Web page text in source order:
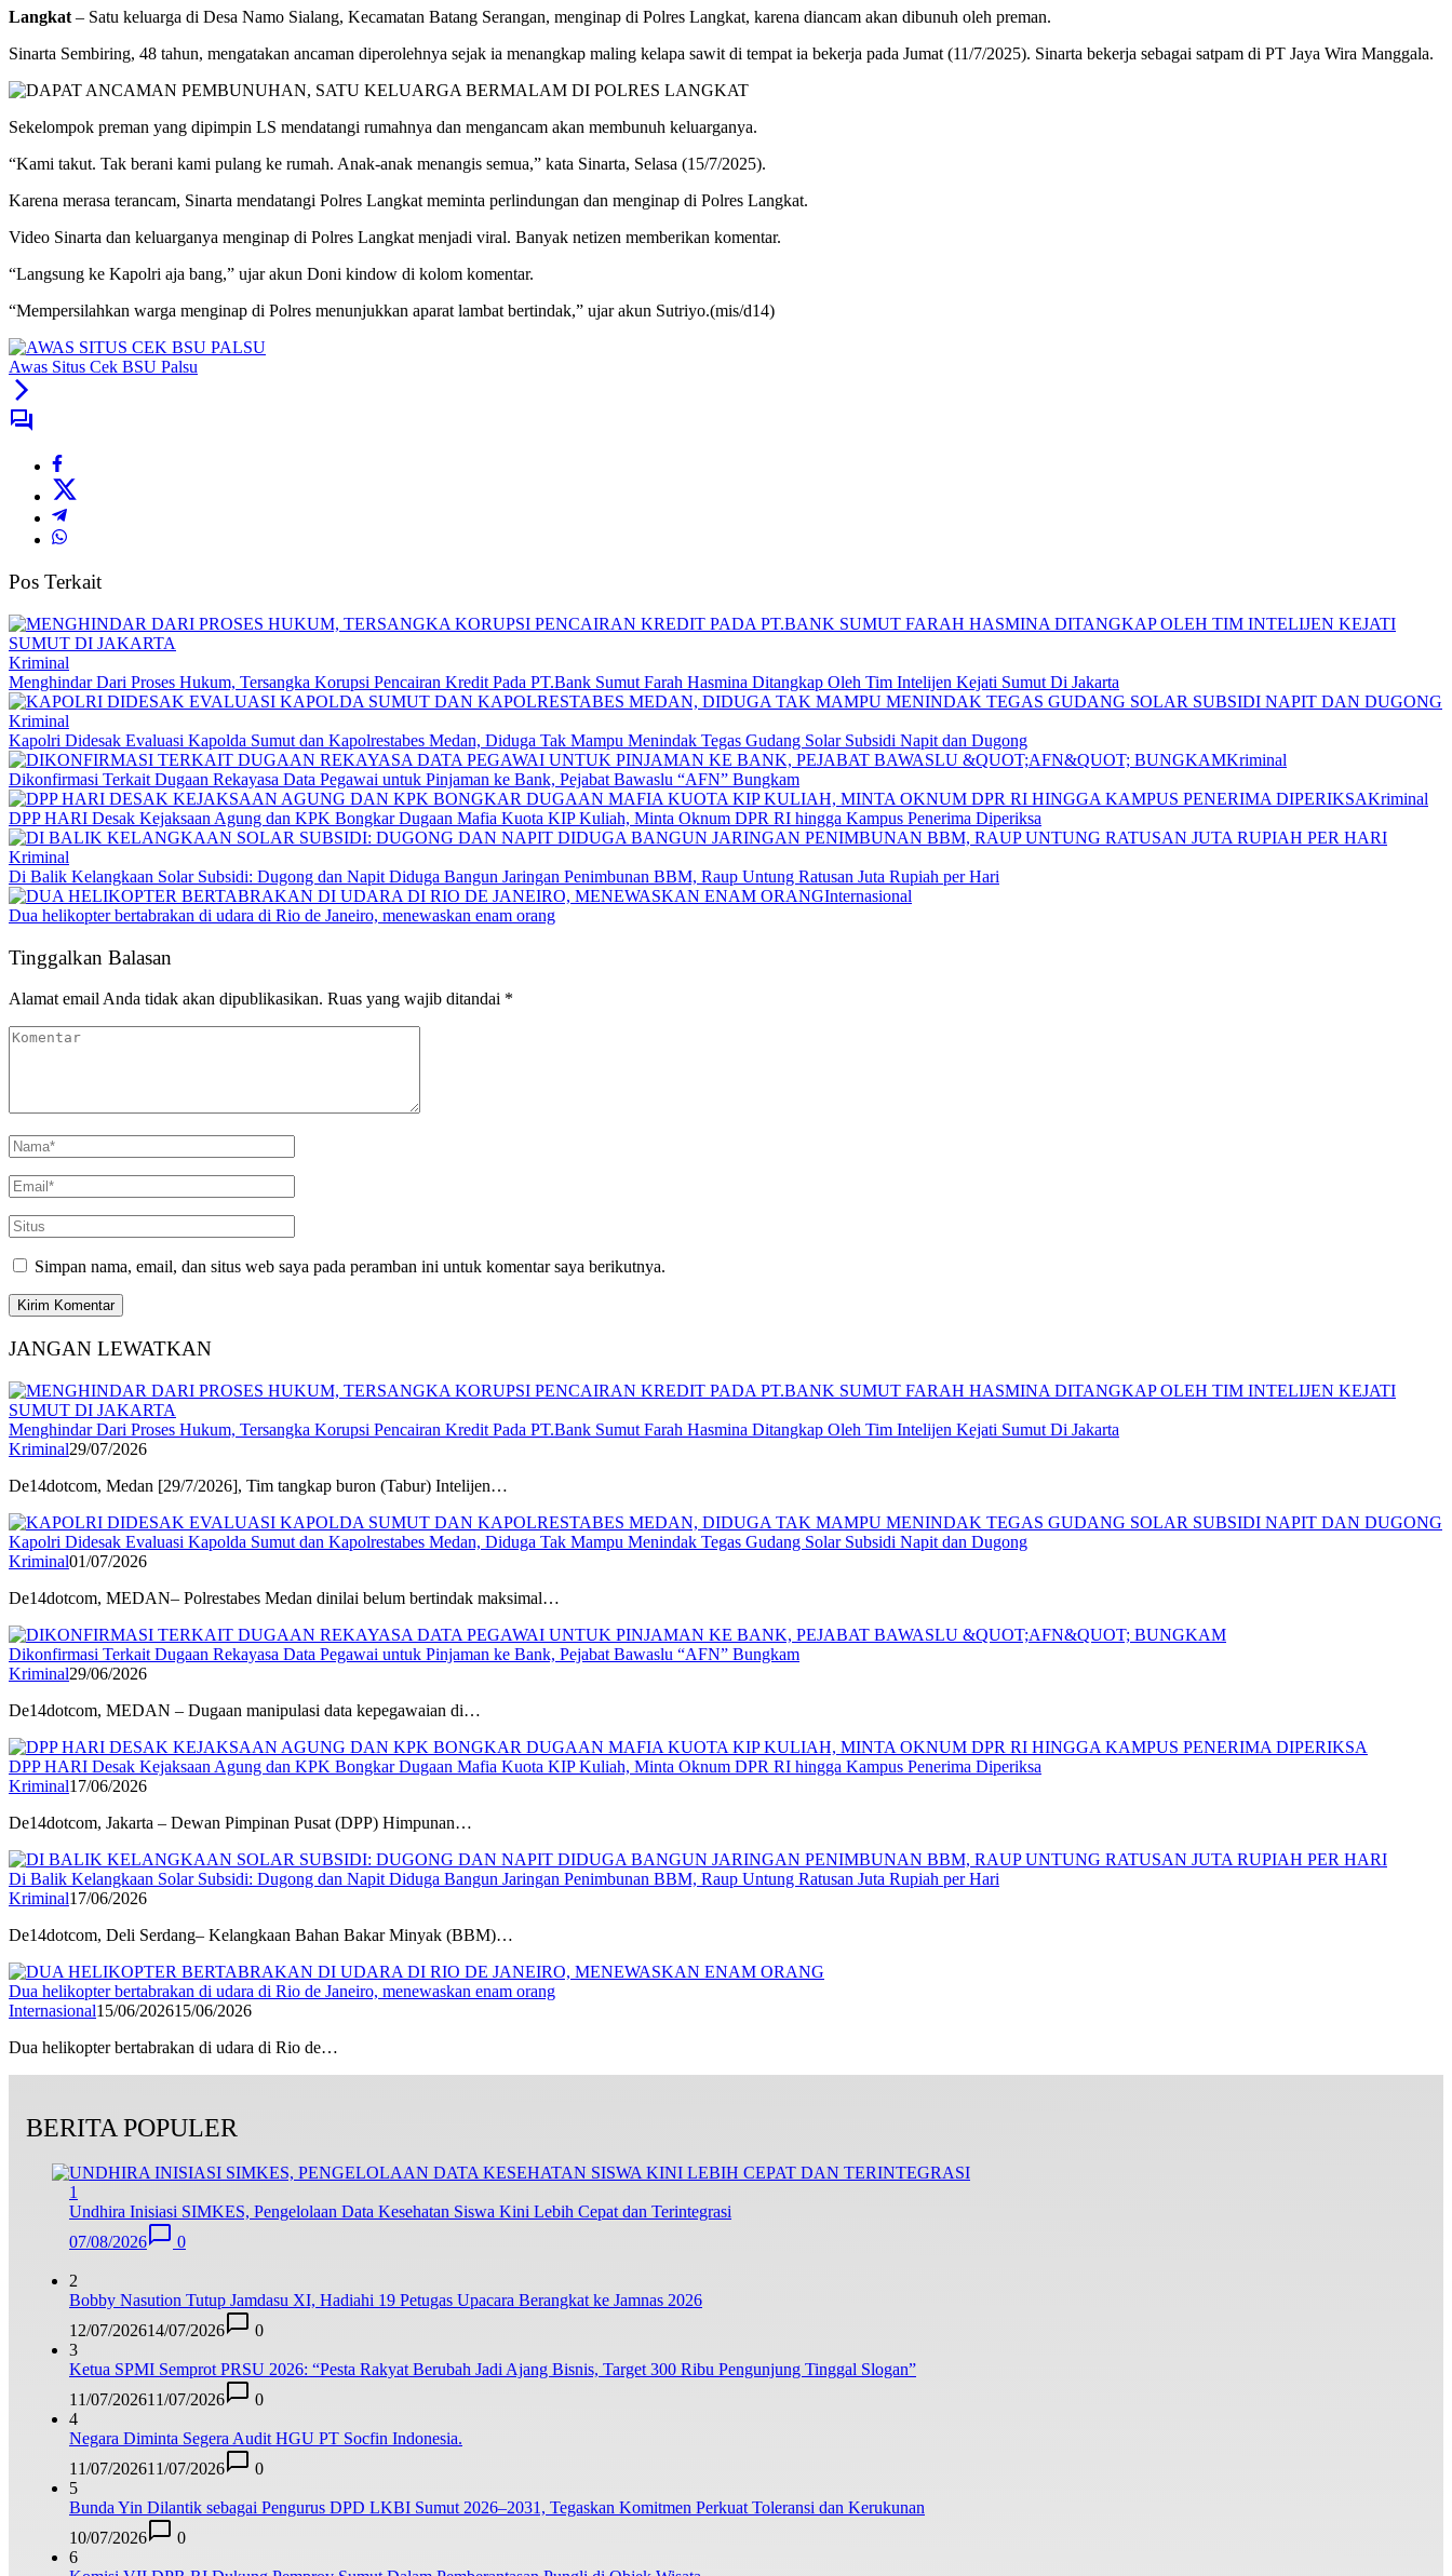
Langkat – Satu keluarga di Desa Namo Sialang, Kecamatan Batang Serangan, menginap di Polres Langkat, karena diancam akan dibunuh oleh preman.
Sinarta Sembiring, 48 tahun, mengatakan ancaman diperolehnya sejak ia menangkap maling kelapa sawit di tempat ia bekerja pada Jumat (11/7/2025). Sinarta bekerja sebagai satpam di PT Jaya Wira Manggala.
Sekelompok preman yang dipimpin LS mendatangi rumahnya dan mengancam akan membunuh keluarganya.
“Kami takut. Tak berani kami pulang ke rumah. Anak-anak menangis semua,” kata Sinarta, Selasa (15/7/2025).
Karena merasa terancam, Sinarta mendatangi Polres Langkat meminta perlindungan dan menginap di Polres Langkat.
Video Sinarta dan keluarganya menginap di Polres Langkat menjadi viral. Banyak netizen memberikan komentar.
“Langsung ke Kapolri aja bang,” ujar akun Doni kindow di kolom komentar.
“Mempersilahkan warga menginap di Polres menunjukkan aparat lambat bertindak,” ujar akun Sutriyo.(mis/d14)
Awas Situs Cek BSU Palsu
Pos Terkait
Kriminal
Menghindar Dari Proses Hukum, Tersangka Korupsi Pencairan Kredit Pada PT.Bank Sumut Farah Hasmina Ditangkap Oleh Tim Intelijen Kejati Sumut Di Jakarta
Kriminal
Kapolri Didesak Evaluasi Kapolda Sumut dan Kapolrestabes Medan, Diduga Tak Mampu Menindak Tegas Gudang Solar Subsidi Napit dan Dugong
Kriminal
Dikonfirmasi Terkait Dugaan Rekayasa Data Pegawai untuk Pinjaman ke Bank, Pejabat Bawaslu “AFN” Bungkam
Kriminal
DPP HARI Desak Kejaksaan Agung dan KPK Bongkar Dugaan Mafia Kuota KIP Kuliah, Minta Oknum DPR RI hingga Kampus Penerima Diperiksa
Kriminal
Di Balik Kelangkaan Solar Subsidi: Dugong dan Napit Diduga Bangun Jaringan Penimbunan BBM, Raup Untung Ratusan Juta Rupiah per Hari
Internasional
Dua helikopter bertabrakan di udara di Rio de Janeiro, menewaskan enam orang
Tinggalkan Balasan
Alamat email Anda tidak akan dipublikasikan. Ruas yang wajib ditandai *
Simpan nama, email, dan situs web saya pada peramban ini untuk komentar saya berikutnya.
JANGAN LEWATKAN
Menghindar Dari Proses Hukum, Tersangka Korupsi Pencairan Kredit Pada PT.Bank Sumut Farah Hasmina Ditangkap Oleh Tim Intelijen Kejati Sumut Di Jakarta
Kriminal29/07/2026
De14dotcom, Medan [29/7/2026], Tim tangkap buron (Tabur) Intelijen…
Kapolri Didesak Evaluasi Kapolda Sumut dan Kapolrestabes Medan, Diduga Tak Mampu Menindak Tegas Gudang Solar Subsidi Napit dan Dugong
Kriminal01/07/2026
De14dotcom, MEDAN– Polrestabes Medan dinilai belum bertindak maksimal…
Dikonfirmasi Terkait Dugaan Rekayasa Data Pegawai untuk Pinjaman ke Bank, Pejabat Bawaslu “AFN” Bungkam
Kriminal29/06/2026
De14dotcom, MEDAN – Dugaan manipulasi data kepegawaian di…
DPP HARI Desak Kejaksaan Agung dan KPK Bongkar Dugaan Mafia Kuota KIP Kuliah, Minta Oknum DPR RI hingga Kampus Penerima Diperiksa
Kriminal17/06/2026
De14dotcom, Jakarta – Dewan Pimpinan Pusat (DPP) Himpunan…
Di Balik Kelangkaan Solar Subsidi: Dugong dan Napit Diduga Bangun Jaringan Penimbunan BBM, Raup Untung Ratusan Juta Rupiah per Hari
Kriminal17/06/2026
De14dotcom, Deli Serdang– Kelangkaan Bahan Bakar Minyak (BBM)…
Dua helikopter bertabrakan di udara di Rio de Janeiro, menewaskan enam orang
Internasional15/06/202615/06/2026
Dua helikopter bertabrakan di udara di Rio de…
BERITA POPULER
1
Undhira Inisiasi SIMKES, Pengelolaan Data Kesehatan Siswa Kini Lebih Cepat dan Terintegrasi
07/08/2026
0
2
Bobby Nasution Tutup Jamdasu XI, Hadiahi 19 Petugas Upacara Berangkat ke Jamnas 2026
12/07/202614/07/2026
0
3
Ketua SPMI Semprot PRSU 2026: “Pesta Rakyat Berubah Jadi Ajang Bisnis, Target 300 Ribu Pengunjung Tinggal Slogan”
11/07/202611/07/2026
0
4
Negara Diminta Segera Audit HGU PT Socfin Indonesia.
11/07/202611/07/2026
0
5
Bunda Yin Dilantik sebagai Pengurus DPD LKBI Sumut 2026–2031, Tegaskan Komitmen Perkuat Toleransi dan Kerukunan
10/07/2026
0
6